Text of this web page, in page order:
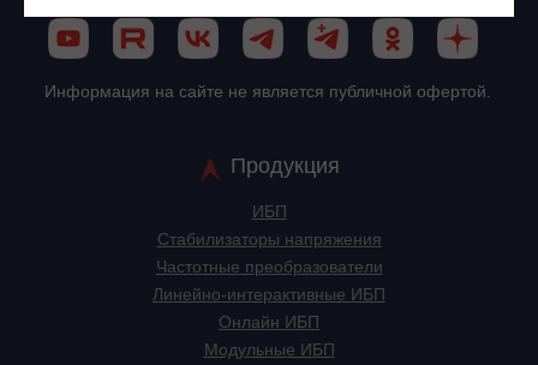
Информация на сайте не является публичной офертой.
Продукция
ИБП
Стабилизаторы напряжения
Частотные преобразователи
Линейно-интерактивные ИБП
Онлайн ИБП
Модульные ИБП